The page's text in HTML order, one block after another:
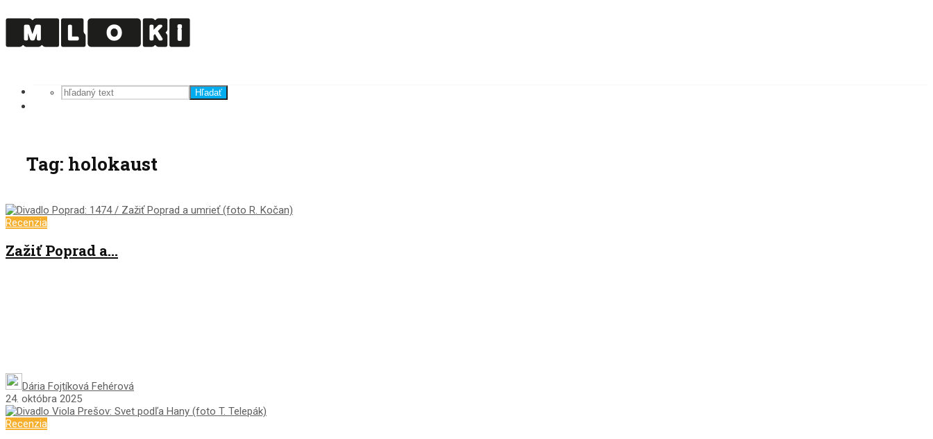
Hľadať
Tag: holokaust
Recenzia
Zažiť Poprad a…
Dária Fojtíková Fehérová
24. októbra 2025
Recenzia